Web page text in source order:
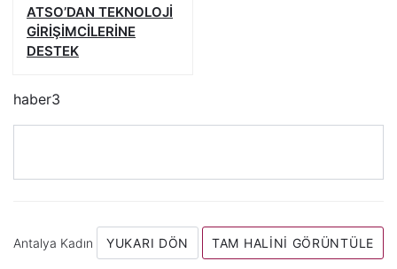
ATSO’DAN TEKNOLOJİ
GİRİŞİMCİLERİNE
DESTEK
haber3
Antalya Kadın YUKARI DÖN TAM HALINI GÖRÜNTÜLE